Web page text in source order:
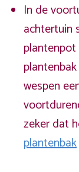
In de
achtertuin
wespen
zeker dat
plantenbak